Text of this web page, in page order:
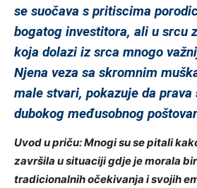
se suočava s pritiscima
bogatog investitora, ali u srcu
koja dolazi iz srca mnogo
Njena veza sa skromnim
male stvari, pokazuje da
dubokog međusobnog
Uvod u priču: Mnogi su se pitali
završila u situaciji gdje je morala
tradicionalnih očekivanja i svojih